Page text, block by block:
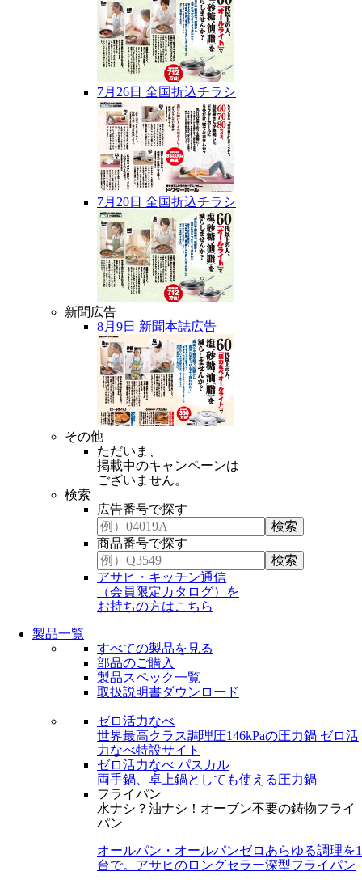
7月26日 全国折込チラシ
7月20日 全国折込チラシ
新聞広告
8月9日 新聞本誌広告
その他
ただいま、
掲載中のキャンペーンは
ございません。
検索
広告番号で探す
商品番号で探す
アサヒ・キッチン通信
（会員限定カタログ）を
お持ちの方はこちら
製品一覧
すべての製品を見る
部品のご購入
製品スペック一覧
取扱説明書ダウンロード
ゼロ活力なべ
世界最高クラス調理圧146kPaの圧力鍋 ゼロ活
力なべ特設サイト
ゼロ活力なべ パスカル
両手鍋、卓上鍋としても使える圧力鍋
フライパン
水ナシ？油ナシ！オーブン不要の鋳物フライ
パン
オールパン・オールパンゼロ あらゆる調理を1
台で。アサヒのロングセラー深型フライパン